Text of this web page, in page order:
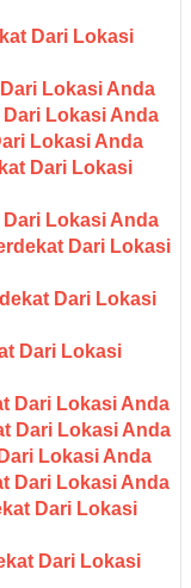
Dari Lokasi
Lokasi Anda
Lokasi Anda
Lokasi Anda
Dari Lokasi
Lokasi Anda
Dari Lokasi
Dari Lokasi
Dari Lokasi
Dari Lokasi Anda
Dari Lokasi Anda
Lokasi Anda
Dari Lokasi Anda
Dari Lokasi
Dari Lokasi